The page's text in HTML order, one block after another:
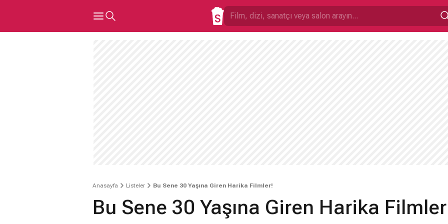
Anasayfa Listeler Bu Sene 30 Yaşına Giren Harika Filmler!
Bu Sene 30 Yaşına Giren Harika